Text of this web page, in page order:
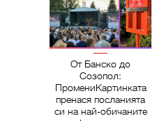
От Банско до
Созопол:
ПромениКартинката
пренася посланията
си на най-обичаните